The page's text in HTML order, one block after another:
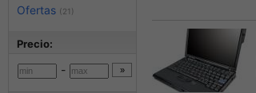
Ofertas (21)
Precio:
-